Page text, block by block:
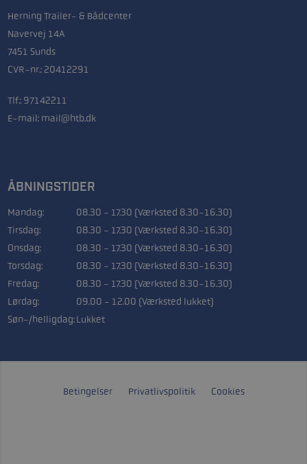
Herning Trailer- & Bådcenter
Navervej 14A
7451 Sunds
CVR-nr.: 20412291
Tlf.: 97142211
E-mail: mail@htb.dk
ÅBNINGSTIDER
Mandag:
08.30 - 17.30 (Værksted 8.30-16.30)
Tirsdag:
08.30 - 17.30 (Værksted 8.30-16.30)
Onsdag:
08.30 - 17.30 (Værksted 8.30-16.30)
Torsdag:
08.30 - 17.30 (Værksted 8.30-16.30)
Fredag:
08.30 - 17.30 (Værksted 8.30-16.30)
Lørdag:
09.00 - 12.00 (Værksted lukket)
Søn-/helligdag:Lukket
Betingelser Privatlivspolitik Cookies